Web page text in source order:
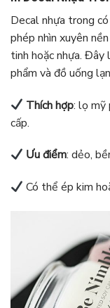
Decal nhựa trong
phép nhìn xuyên
tinh hoặc nhựa. Đây
phẩm và đồ uống
Thích hợp: lọ mỹ
cấp.
Ưu điểm: dẻo,
Có thể ép kim